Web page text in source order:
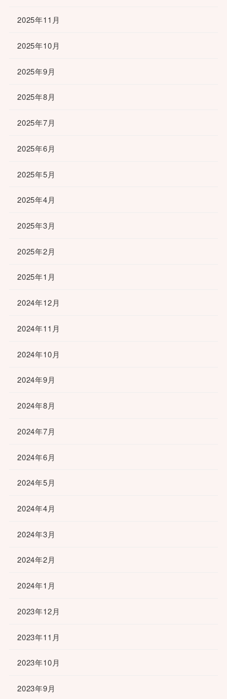
2025年11月
2025年10月
2025年9月
2025年8月
2025年7月
2025年6月
2025年5月
2025年4月
2025年3月
2025年2月
2025年1月
2024年12月
2024年11月
2024年10月
2024年9月
2024年8月
2024年7月
2024年6月
2024年5月
2024年4月
2024年3月
2024年2月
2024年1月
2023年12月
2023年11月
2023年10月
2023年9月